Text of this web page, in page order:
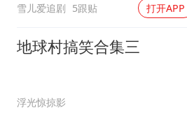
雪儿爱追剧 5跟贴 打开APP
地球村搞笑合集三
浮光惊掠影